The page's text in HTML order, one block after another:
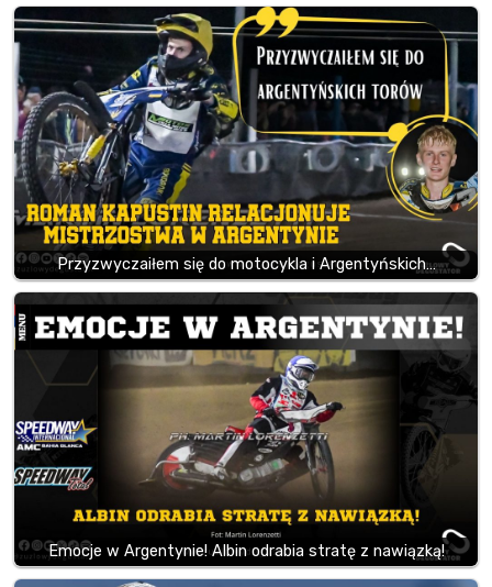
Przyzwyczaiłem się do motocykla i Argentyńskich…
Emocje w Argentynie! Albin odrabia stratę z nawiązką!